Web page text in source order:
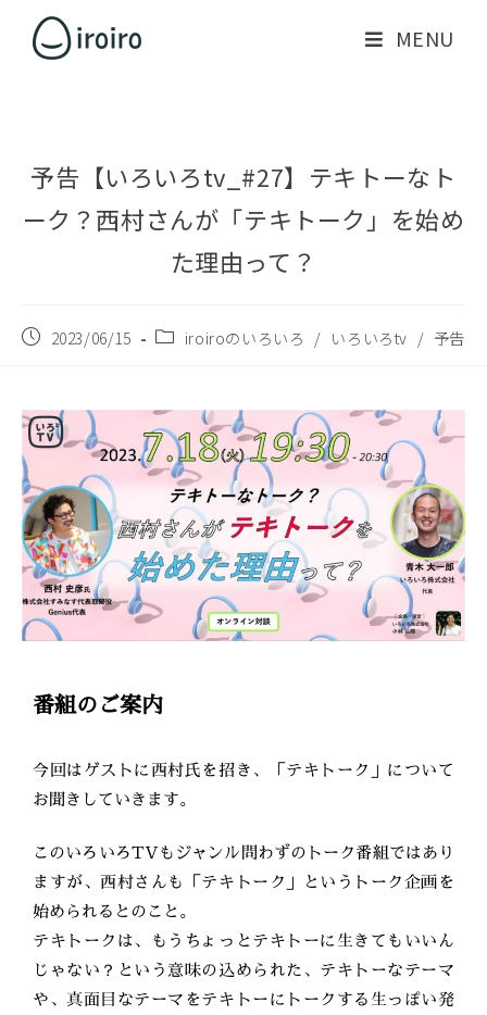
MENU
予告【いろいろtv_#27】テキトーなト
ーク？西村さんが「テキトーク」を始め
た理由って？
2023/06/15 iroiroのいろいろ / いろいろtv / 予告
番組のご案内
今回はゲストに西村氏を招き、「テキトーク」について
お聞きしていきます。
このいろいろTVもジャンル問わずのトーク番組ではあり
ますが、西村さんも「テキトーク」というトーク企画を
始められるとのこと。
テキトークは、もうちょっとテキトーに生きてもいいん
じゃない？という意味の込められた、テキトーなテーマ
や、真面目なテーマをテキトーにトークする生っぽい発